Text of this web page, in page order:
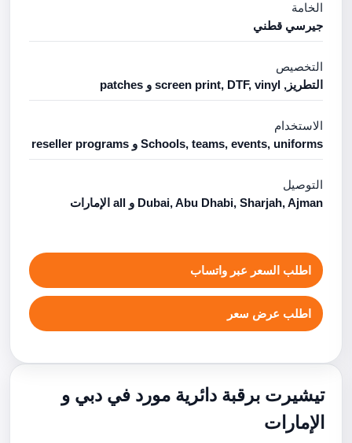
الخامة
جيرسي قطني
التخصيص
التطريز, screen print, DTF, vinyl و patches
الاستخدام
Schools, teams, events, uniforms و reseller programs
التوصيل
Dubai, Abu Dhabi, Sharjah, Ajman و all الإمارات
اطلب السعر عبر واتساب
اطلب عرض سعر
تيشيرت برقبة دائرية مورد في دبي و
الإمارات